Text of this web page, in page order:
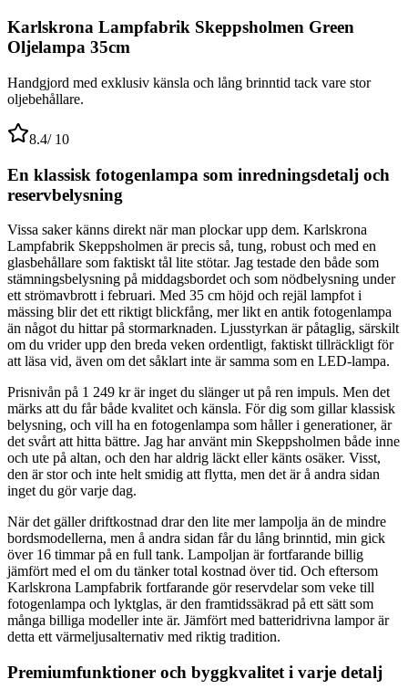
Karlskrona Lampfabrik Skeppsholmen Green
Oljelampa 35cm
Handgjord med exklusiv känsla och lång brinntid tack vare stor
oljebehållare.
8.4/ 10
En klassisk fotogenlampa som inredningsdetalj och
reservbelysning
Vissa saker känns direkt när man plockar upp dem. Karlskrona
Lampfabrik Skeppsholmen är precis så, tung, robust och med en
glasbehållare som faktiskt tål lite stötar. Jag testade den både som
stämningsbelysning på middagsbordet och som nödbelysning under
ett strömavbrott i februari. Med 35 cm höjd och rejäl lampfot i
mässing blir det ett riktigt blickfång, mer likt en antik fotogenlampa
än något du hittar på stormarknaden. Ljusstyrkan är påtaglig, särskilt
om du vrider upp den breda veken ordentligt, faktiskt tillräckligt för
att läsa vid, även om det såklart inte är samma som en LED-lampa.
Prisnivån på 1 249 kr är inget du slänger ut på ren impuls. Men det
märks att du får både kvalitet och känsla. För dig som gillar klassisk
belysning, och vill ha en fotogenlampa som håller i generationer, är
det svårt att hitta bättre. Jag har använt min Skeppsholmen både inne
och ute på altan, och den har aldrig läckt eller känts osäker. Visst,
den är stor och inte helt smidig att flytta, men det är å andra sidan
inget du gör varje dag.
När det gäller driftkostnad drar den lite mer lampolja än de mindre
bordsmodellerna, men å andra sidan får du lång brinntid, min gick
över 16 timmar på en full tank. Lampoljan är fortfarande billig
jämfört med el om du tänker total kostnad över tid. Och eftersom
Karlskrona Lampfabrik fortfarande gör reservdelar som veke till
fotogenlampa och lyktglas, är den framtidssäkrad på ett sätt som
många billiga modeller inte är. Jämfört med batteridrivna lampor är
detta ett värmeljusalternativ med riktig tradition.
Premiumfunktioner och byggkvalitet i varje detalj